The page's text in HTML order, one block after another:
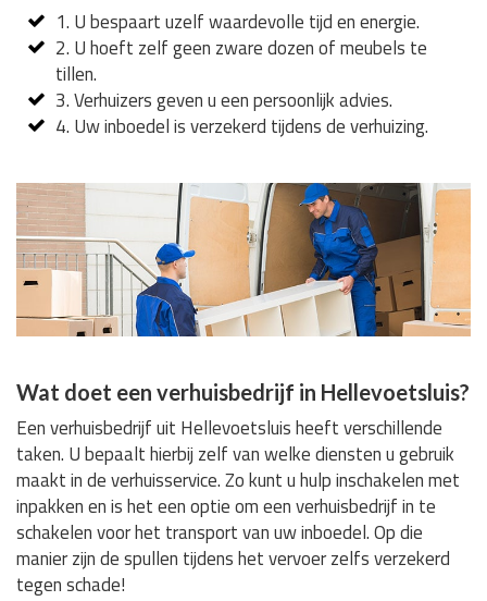
1. U bespaart uzelf waardevolle tijd en energie.
2. U hoeft zelf geen zware dozen of meubels te
tillen.
3. Verhuizers geven u een persoonlijk advies.
4. Uw inboedel is verzekerd tijdens de verhuizing.
Wat doet een verhuisbedrijf in Hellevoetsluis?
Een verhuisbedrijf uit Hellevoetsluis heeft verschillende
taken. U bepaalt hierbij zelf van welke diensten u gebruik
maakt in de verhuisservice. Zo kunt u hulp inschakelen met
inpakken en is het een optie om een verhuisbedrijf in te
schakelen voor het transport van uw inboedel. Op die
manier zijn de spullen tijdens het vervoer zelfs verzekerd
tegen schade!